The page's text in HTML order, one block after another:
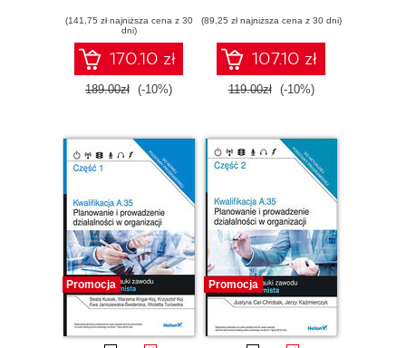
class learning
experiences for
your employees,
partners, and
customers
(141,75 zł najniższa cena z 30
dni)
170.10 zł
189.00zł (-10%)
Canvas learning
management
system - Second
Edition
(89,25 zł najniższa cena z 30 dni)
107.10 zł
119.00zł (-10%)
Promocja Promocja